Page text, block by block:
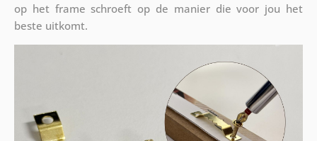
op het frame schroeft op de manier die voor jou het
beste uitkomt.